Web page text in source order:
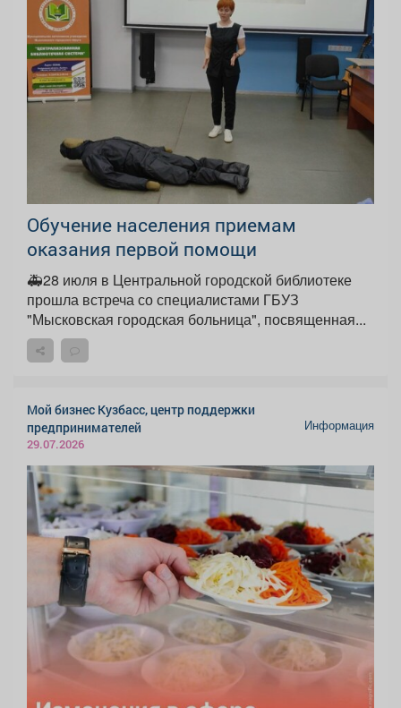
Обучение населения приемам
оказания первой помощи
🚑28 июля в Центральной городской библиотеке
прошла встреча со специалистами ГБУЗ
"Мысковская городская больница", посвященная...
Мой бизнес Кузбасс, центр поддержки
предпринимателей
29.07.2026
Информация